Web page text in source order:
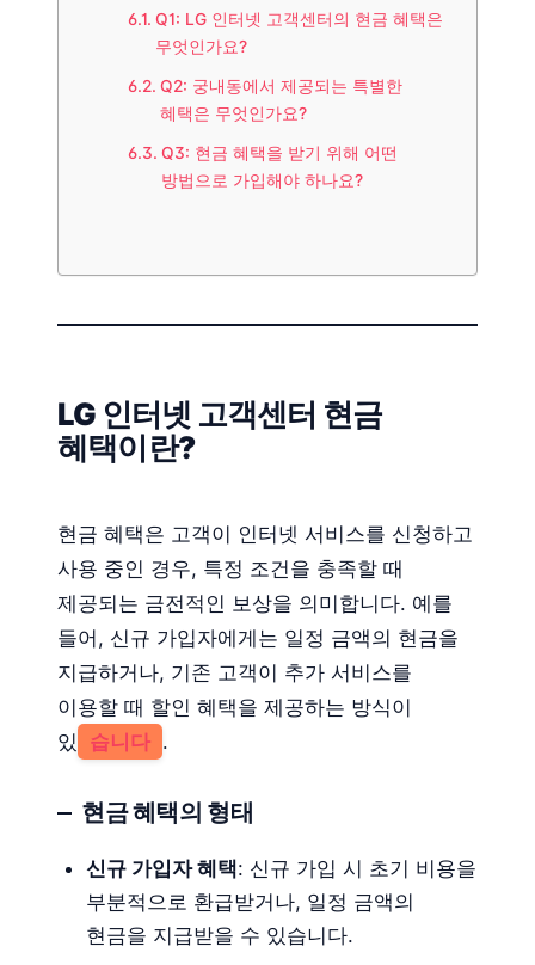
Q1: LG 인터넷 고객센터의 현금 혜택은
무엇인가요?
Q2: 궁내동에서 제공되는 특별한
혜택은 무엇인가요?
Q3: 현금 혜택을 받기 위해 어떤
방법으로 가입해야 하나요?
LG 인터넷 고객센터 현금
혜택이란?
현금 혜택은 고객이 인터넷 서비스를 신청하고
사용 중인 경우, 특정 조건을 충족할 때
제공되는 금전적인 보상을 의미합니다. 예를
들어, 신규 가입자에게는 일정 금액의 현금을
지급하거나, 기존 고객이 추가 서비스를
이용할 때 할인 혜택을 제공하는 방식이
있
습니다 .
현금 혜택의 형태
신규 가입자 혜택: 신규 가입 시 초기 비용을
부분적으로 환급받거나, 일정 금액의
현금을 지급받을 수 있습니다.